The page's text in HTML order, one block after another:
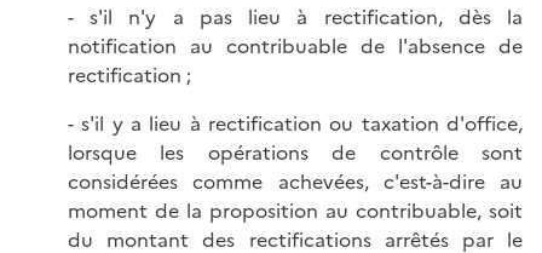
- s'il n'y a pas lieu à rectification, dès la
notification au contribuable de l'absence de
rectification ;
- s'il y a lieu à rectification ou taxation d'office,
lorsque les opérations de contrôle sont
considérées comme achevées, c'est-à-dire au
moment de la proposition au contribuable, soit
du montant des rectifications arrêtés par le